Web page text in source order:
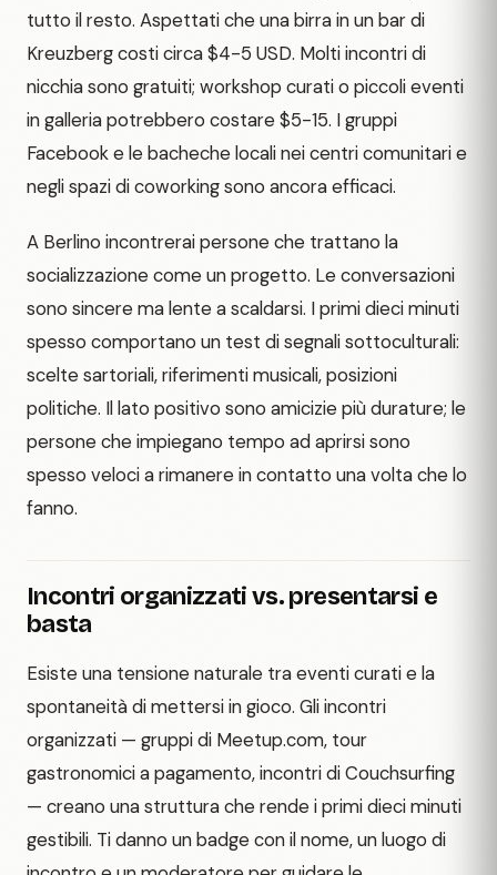
tutto il resto. Aspettati che una birra in un bar di
Kreuzberg costi circa $4-5 USD. Molti incontri di
nicchia sono gratuiti; workshop curati o piccoli eventi
in galleria potrebbero costare $5-15. I gruppi
Facebook e le bacheche locali nei centri comunitari e
negli spazi di coworking sono ancora efficaci.
A Berlino incontrerai persone che trattano la
socializzazione come un progetto. Le conversazioni
sono sincere ma lente a scaldarsi. I primi dieci minuti
spesso comportano un test di segnali sottoculturali:
scelte sartoriali, riferimenti musicali, posizioni
politiche. Il lato positivo sono amicizie più durature; le
persone che impiegano tempo ad aprirsi sono
spesso veloci a rimanere in contatto una volta che lo
fanno.
Incontri organizzati vs. presentarsi e
basta
Esiste una tensione naturale tra eventi curati e la
spontaneità di mettersi in gioco. Gli incontri
organizzati — gruppi di Meetup.com, tour
gastronomici a pagamento, incontri di Couchsurfing
— creano una struttura che rende i primi dieci minuti
gestibili. Ti danno un badge con il nome, un luogo di